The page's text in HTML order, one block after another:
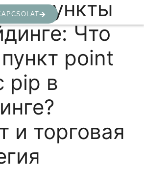
пункты
Что
point
pip в
и торговая